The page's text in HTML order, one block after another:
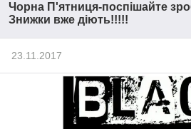
Чорна П'ятниця-поспішайте
Знижки вже діють!!!!!
23.11.2017